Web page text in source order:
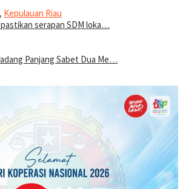
, Kepulauan Riau
serapan SDM loka…
Panjang Sabet Dua Me…